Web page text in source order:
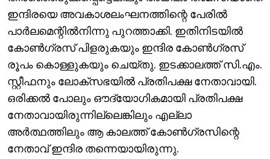
ഇന്ദിരയെ അവകാശലംഘനത്തിന്റെ പേരിൽ
പാർലമെന്റിൽനിന്നു പുറത്താക്കി. ഇതിനിടയിൽ
കോൺഗ്രസ് പിളരുകയും ഇന്ദിര കോൺഗ്രസ്
രൂപം കൊള്ളുകയും ചെയ്തു. ഇടക്കാലത്ത് സി.എം.
സ്റ്റീഫനും ലോക്സഭയിൽ പ്രതിപക്ഷ നേതാവായി.
ഒരിക്കൽ പോലും ഔദ്യോഗികമായി പ്രതിപക്ഷ
നേതാവായിരുന്നില്ലെങ്കിലും എല്ലാ
അർത്ഥത്തിലും ആ കാലത്ത് കോൺഗ്രസിന്റെ
നേതാവ് ഇന്ദിര തന്നെയായിരുന്നു.